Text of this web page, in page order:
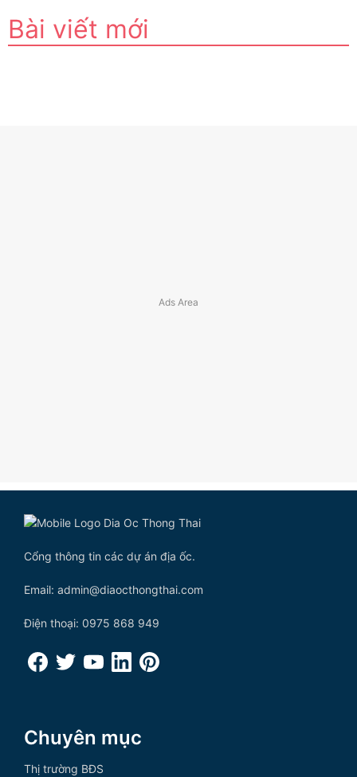
Bài viết mới
Cổng thông tin các dự án địa ốc.
Email: admin@diaocthongthai.com
Điện thoại: 0975 868 949
Chuyên mục
Thị trường BĐS